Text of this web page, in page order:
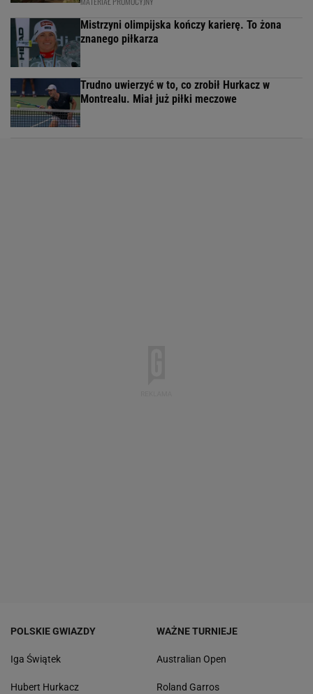
Mistrzyni olimpijska kończy karierę. To żona
znanego piłkarza
Trudno uwierzyć w to, co zrobił Hurkacz w
Montrealu. Miał już piłki meczowe
POLSKIE GWIAZDY
Iga Świątek
Hubert Hurkacz
WAŻNE TURNIEJE
Australian Open
Roland Garros